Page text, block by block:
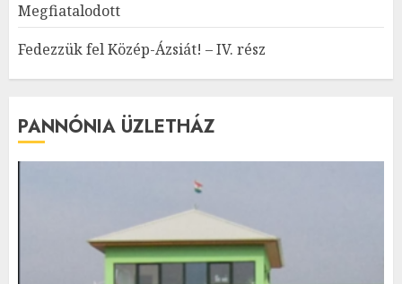
Megfiatalodott
Fedezzük fel Közép-Ázsiát! – IV. rész
PANNÓNIA ÜZLETHÁZ